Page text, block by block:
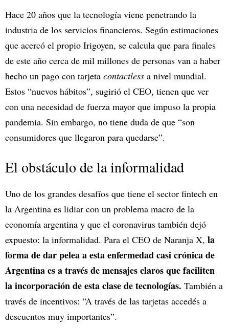
Hace 20 años que la tecnología viene penetrando la
industria de los servicios financieros. Según estimaciones
que acercó el propio Irigoyen, se calcula que para finales
de este año cerca de mil millones de personas van a haber
hecho un pago con tarjeta contactless a nivel mundial.
Estos “nuevos hábitos”, sugirió el CEO, tienen que ver
con una necesidad de fuerza mayor que impuso la propia
pandemia. Sin embargo, no tiene duda de que “son
consumidores que llegaron para quedarse”.
El obstáculo de la informalidad
Uno de los grandes desafíos que tiene el sector fintech en
la Argentina es lidiar con un problema macro de la
economía argentina y que el coronavirus también dejó
expuesto: la informalidad. Para el CEO de Naranja X, la
forma de dar pelea a esta enfermedad casi crónica de
Argentina es a través de mensajes claros que faciliten
la incorporación de esta clase de tecnologías. También a
través de incentivos: “A través de las tarjetas accedés a
descuentos muy importantes”.